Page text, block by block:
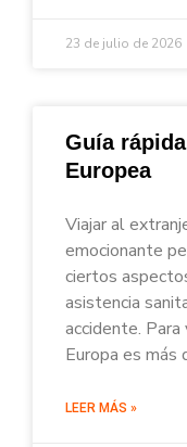
23 de julio de 2026
Guía
Europea
Viajar al
emocionante
ciertos
asistencia
accidente.
Europa es más
LEER MÁS »